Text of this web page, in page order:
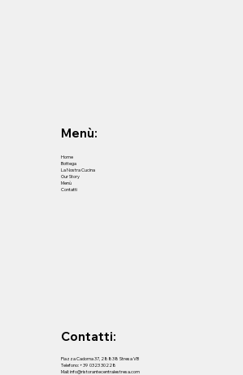
Menù:
Home
Bottega
La Nostra Cucina
Our Story
Menù
Contatti
Piazza Cadorna 37, 28838 Stresa VB
Telefono: +39 0323 30228
Mail: info@ristorantecentralestresa.com
Contatti: